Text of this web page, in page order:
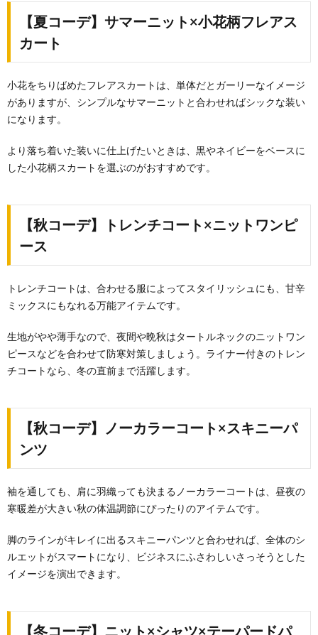
【夏コーデ】サマーニット×小花柄フレアス
カート
小花をちりばめたフレアスカートは、単体だとガーリーなイメージ
がありますが、シンプルなサマーニットと合わせればシックな装い
になります。
より落ち着いた装いに仕上げたいときは、黒やネイビーをベースに
した小花柄スカートを選ぶのがおすすめです。
【秋コーデ】トレンチコート×ニットワンピ
ース
トレンチコートは、合わせる服によってスタイリッシュにも、甘辛
ミックスにもなれる万能アイテムです。
生地がやや薄手なので、夜間や晩秋はタートルネックのニットワン
ピースなどを合わせて防寒対策しましょう。ライナー付きのトレン
チコートなら、冬の直前まで活躍します。
【秋コーデ】ノーカラーコート×スキニーパ
ンツ
袖を通しても、肩に羽織っても決まるノーカラーコートは、昼夜の
寒暖差が大きい秋の体温調節にぴったりのアイテムです。
脚のラインがキレイに出るスキニーパンツと合わせれば、全体のシ
ルエットがスマートになり、ビジネスにふさわしいさっそうとした
イメージを演出できます。
【冬コーデ】ニット×シャツ×テーパードパ